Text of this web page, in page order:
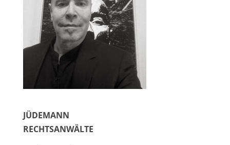
JÜDEMANN
RECHTSANWÄLTE